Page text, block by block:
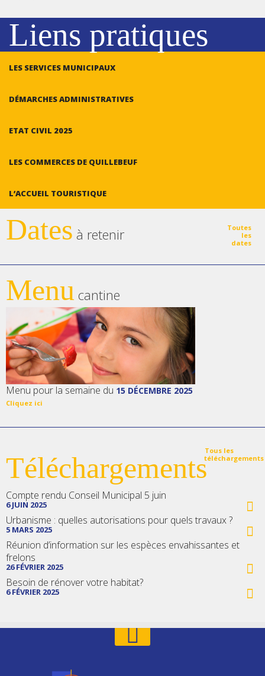
Liens pratiques
LES SERVICES MUNICIPAUX
DÉMARCHES ADMINISTRATIVES
ETAT CIVIL 2025
LES COMMERCES DE QUILLEBEUF
L’ACCUEIL TOURISTIQUE
Toutes
les
dates
Dates à retenir
Menu cantine
Menu pour la semaine du 15 DÉCEMBRE 2025
Cliquez ici
Tous les
téléchargements
Téléchargements
Compte rendu Conseil Municipal 5 juin
6 JUIN 2025
Urbanisme : quelles autorisations pour quels travaux ?
5 MARS 2025
Réunion d’information sur les espèces envahissantes et
frelons
26 FÉVRIER 2025
Besoin de rénover votre habitat?
6 FÉVRIER 2025